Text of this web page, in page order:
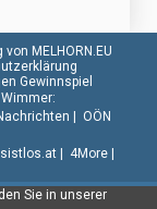
Sie in unserer
MELHORN.EU
Gewinnspiel
OÖN
| 4More|